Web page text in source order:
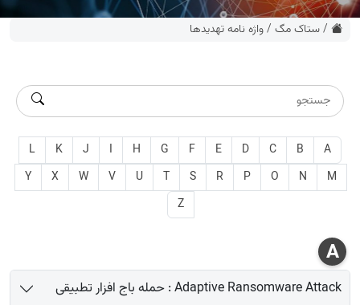
/ستاک مگ /واژه نامه تهديدها
A
B
C
D
E
F
G
H
I
J
K
L
M
N
O
P
R
S
T
U
V
W
X
Y
Z
A
Adaptive Ransomware Attack : حمله باج افزار تطبیقی